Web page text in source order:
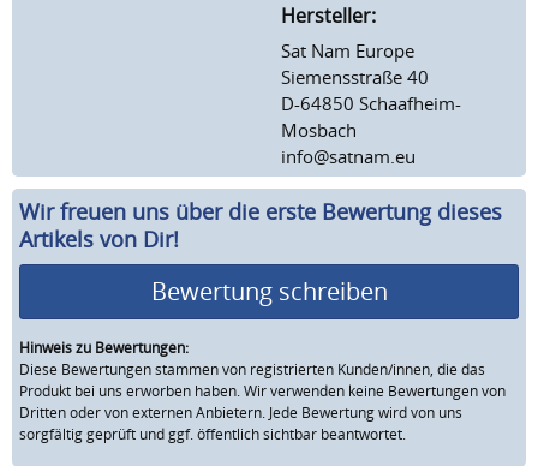
Hersteller:
Sat Nam Europe
Siemensstraße 40
D-64850 Schaafheim-
Mosbach
info@satnam.eu
Wir freuen uns über die erste Bewertung dieses
Artikels von Dir!
Bewertung schreiben
Hinweis zu Bewertungen:
Diese Bewertungen stammen von registrierten Kunden/innen, die das
Produkt bei uns erworben haben. Wir verwenden keine Bewertungen von
Dritten oder von externen Anbietern. Jede Bewertung wird von uns
sorgfältig geprüft und ggf. öffentlich sichtbar beantwortet.